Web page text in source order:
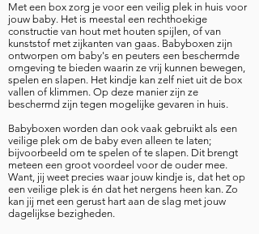
Met een box zorg je voor een veilig plek in huis voor
jouw baby. Het is meestal een rechthoekige
constructie van hout met houten spijlen, of van
kunststof met zijkanten van gaas. Babyboxen zijn
ontworpen om baby's en peuters een beschermde
omgeving te bieden waarin ze vrij kunnen bewegen,
spelen en slapen. Het kindje kan zelf niet uit de box
vallen of klimmen. Op deze manier zijn ze
beschermd zijn tegen mogelijke gevaren in huis.
Babyboxen worden dan ook vaak gebruikt als een
veilige plek om de baby even alleen te laten;
bijvoorbeeld om te spelen of te slapen. Dit brengt
meteen een groot voordeel voor de ouder mee.
Want, jij weet precies waar jouw kindje is, dat het op
een veilige plek is én dat het nergens heen kan. Zo
kan jij met een gerust hart aan de slag met jouw
dagelijkse bezigheden.